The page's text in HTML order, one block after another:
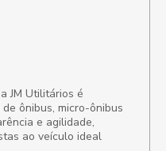
JM Utilitários é
ônibus, micro-ônibus
e agilidade,
ao veículo ideal